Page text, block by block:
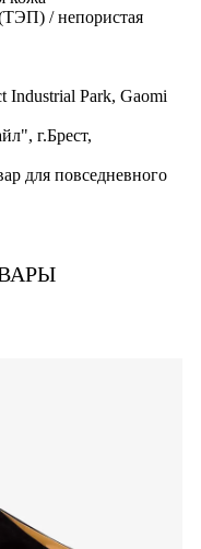
/ непористая
Industrial Park, Gaomi
г.Брест,
для повседневного